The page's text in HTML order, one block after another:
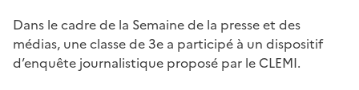
Dans le cadre de la Semaine de la presse et des
médias, une classe de 3e a participé à un dispositif
d’enquête journalistique proposé par le CLEMI.